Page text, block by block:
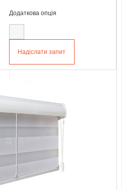
Додаткова опція
Надіслати запит